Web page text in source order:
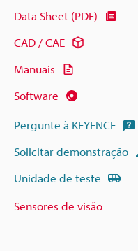
Data Sheet (PDF)
CAD / CAE
Manuais
Software
Pergunte à KEYENCE
Solicitar demonstração
Unidade de teste
Sensores de visão